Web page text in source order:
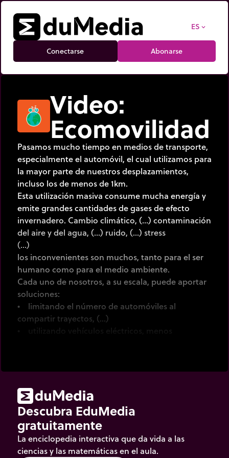
ES expand_more
Conectarse Abonarse
Video:
Ecomovilidad
Pasamos mucho tiempo en medios de transporte,
especialmente el automóvil, el cual utilizamos para
la mayor parte de nuestros desplazamientos,
incluso los de menos de 1km.
Esta utilización masiva consume mucha energía y
emite grandes cantidades de gases de efecto
invernadero. Cambio climático, (…) contaminación
del aire y del agua, (…) ruido, (…) stress
(…)
los inconvenientes son muchos, tanto para el ser
humano como para el medio ambiente.
Cada uno de nosotros, a su escala, puede aportar
soluciones:
• limitando el número de automóviles al
compartir trayectos, (…)
• utilizando vehículos eléctricos, menos
tranvía, (…) así como los transportes no
motorizados como la bicicleta o caminar, permiten
que nos desplacemos eficientemente en la ciudad
al mismo tiempo que practicamos una actividad
física, beneficiosa para la salud.
Por ello, las ciudades también deben evolucionar,
Descubra EduMedia
gratuitamente
La enciclopedia interactiva que da vida a las
ciencias y las matemáticas en el aula.